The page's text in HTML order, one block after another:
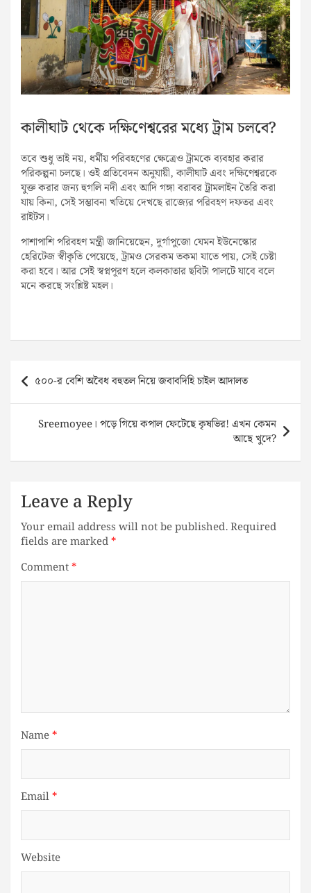
কালীঘাট থেকে দক্ষিণেশ্বরের মধ্যে ট্রাম চলবে?
তবে শুধু তাই নয়, ধর্মীয় পরিবহণের ক্ষেত্রেও ট্রামকে ব্যবহার করার
পরিকল্পনা চলছে। ওই প্রতিবেদন অনুযায়ী, কালীঘাট এবং দক্ষিণেশ্বরকে
যুক্ত করার জন্য হুগলি নদী এবং আদি গঙ্গা বরাবর ট্রামলাইন তৈরি করা
যায় কিনা, সেই সম্ভাবনা খতিয়ে দেখছে রাজ্যের পরিবহণ দফতর এবং
রাইটস।
পাশাপাশি পরিবহণ মন্ত্রী জানিয়েছেন, দুর্গাপুজো যেমন ইউনেস্কোর
হেরিটেজ স্বীকৃতি পেয়েছে, ট্রামও সেরকম তকমা যাতে পায়, সেই চেষ্টা
করা হবে। আর সেই স্বপ্নপূরণ হলে কলকাতার ছবিটা পালটে যাবে বলে
মনে করছে সংশ্লিষ্ট মহল।
Post
navigation
৫০০-র বেশি অবৈধ বহুতল নিয়ে জবাবদিহি চাইল আদালত
Sreemoyee। পড়ে গিয়ে কপাল ফেটেছে কৃষভির! এখন কেমন
আছে খুদে?
Leave a Reply
Your email address will not be published.Required
fields are marked*
Comment*
Name*
Email*
Website